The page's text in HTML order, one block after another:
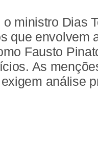
ministro Dias
que envolvem
Fausto
As
análise